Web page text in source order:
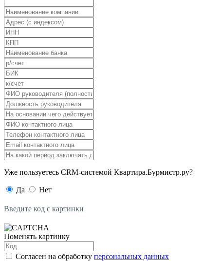
Уже пользуетесь CRM-системой Квартира.Бурмистр.ру?
Да Нет
Введите код с картинки
Поменять картинку
Согласен на обработку персональных данных